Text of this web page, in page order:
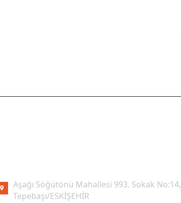
Aşağı Söğütönü Mahallesi 993. Sokak No:14,
Tepebaşı/ESKİŞEHİR